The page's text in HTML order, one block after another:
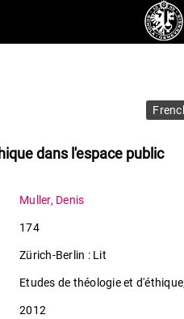
dans l'espace public
Muller, Denis
174
Zürich-Berlin : Lit
Etudes de théologie et
2012